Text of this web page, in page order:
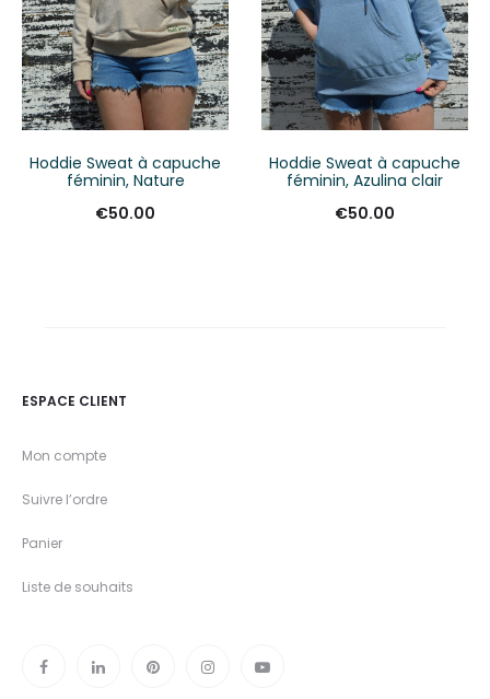
Hoddie Sweat à capuche
féminin, Nature
€50.00
Hoddie Sweat à capuche
féminin, Azulina clair
€50.00
ESPACE CLIENT
Mon compte
Suivre l’ordre
Panier
Liste de souhaits